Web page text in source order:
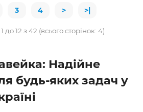
3 4 > >|
до 12 з 42 (всього сторінок: 4)
Надійне
будь-яких задач у